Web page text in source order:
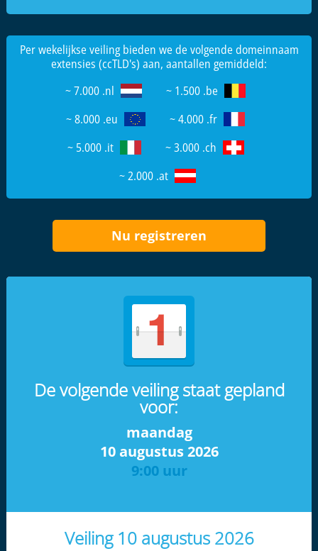
Per wekelijkse veiling bieden we de volgende domeinnaam
extensies (ccTLD's) aan, aantallen gemiddeld:
~ 7.000 .nl
~ 1.500 .be
~ 8.000 .eu
~ 4.000 .fr
~ 5.000 .it
~ 3.000 .ch
~ 2.000 .at
Nu registreren
De volgende veiling staat gepland
voor:
maandag
10 augustus 2026
9:00 uur
Veiling 10 augustus 2026